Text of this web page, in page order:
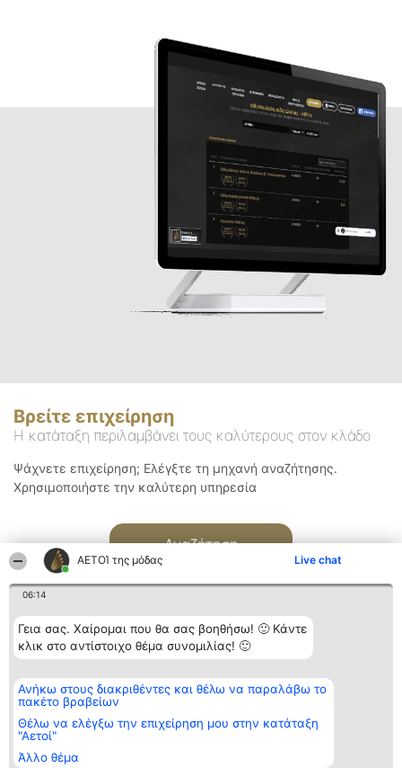
ΑΕΤΟΊ της μόδας Live chat
06:14
Γεια σας. Χαίρομαι που θα σας βοηθήσω! 🙂 Κάντε
κλικ στο αντίστοιχο θέμα συνομιλίας! 🙂
Ανήκω στους διακριθέντες και θέλω να παραλάβω το
πακέτο βραβείων
Θέλω να ελέγξω την επιχείρηση μου στην κατάταξη
"Αετοί"
Άλλο θέμα
Βρείτε επιχείρηση
Η κατάταξη περιλαμβάνει τους καλύτερους στον κλάδο
Ψάχνετε επιχείρηση; Ελέγξτε τη μηχανή αναζήτησης.
Χρησιμοποιήστε την καλύτερη υπηρεσία
Αναζήτηση
Διοργανωτής της
κατάταξης
BEAUTIFUL COMPANY
ΤΗΛ. ΕΠΙΚΟΙΝΩΝΙΑΣ:
2104128019
email:
Κατάταξη
Διακριθέντες
των
διακριθέντων
Επικοινωνία
Επικοινωνία